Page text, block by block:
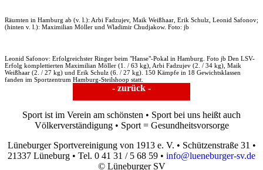
Räumten in Hamburg ab (v. l.): Arbi Fadzujev, Maik Weißhaar, Erik Schulz, Leonid Safonov;
(hinten v. l.): Maximilian Möller und Wladimir Chudjakow. Foto: jb
Leonid Safonov: Erfolgreichster Ringer beim "Hanse"-Pokal in Hamburg. Foto jb Den LSV-
Erfolg komplettierten Maximilian Möller (1. / 63 kg), Arbi Fadzujev (2. / 34 kg), Maik
Weißhaar (2. / 27 kg) und Erik Schulz (6. / 27 kg). 150 Kämpfe in 18 Gewichtsklassen
fanden im Sportzentrum Hamburg-Steilshoop statt.
- zurück -
Sport ist im Verein am schönsten • Sport bei uns heißt auch
Völkerverständigung • Sport = Gesundheitsvorsorge
Lüneburger Sportvereinigung von 1913 e. V. • Schützenstraße 31 •
21337 Lüneburg • Tel. 0 41 31 / 5 68 59 • info@lueneburger-sv.de
© Lüneburger SV